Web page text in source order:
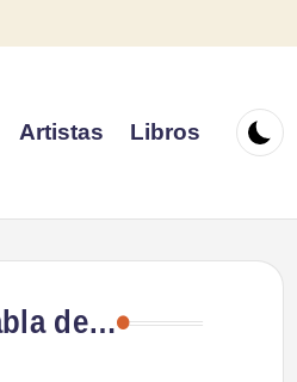
Artistas Libros
de…